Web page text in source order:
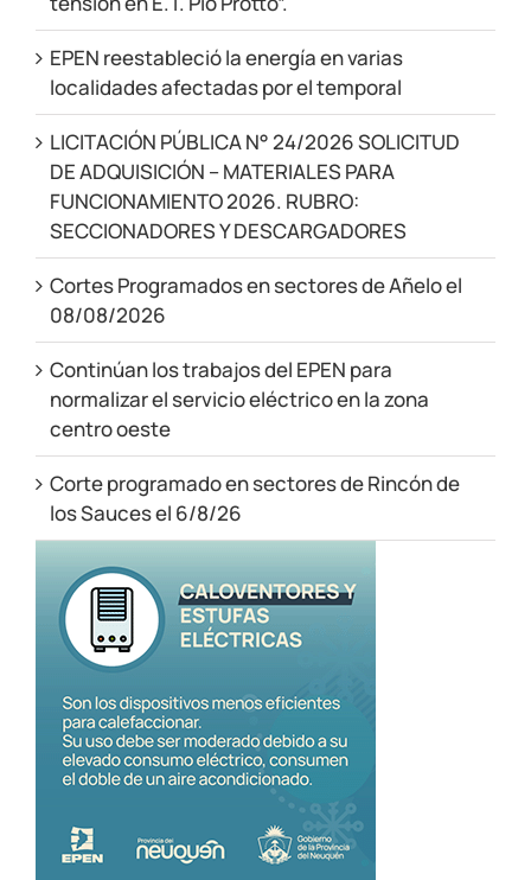
EPEN reestableció la energía en varias
localidades afectadas por el temporal
LICITACIÓN PÚBLICA N° 24/2026 SOLICITUD
DE ADQUISICIÓN – MATERIALES PARA
FUNCIONAMIENTO 2026. RUBRO:
SECCIONADORES Y DESCARGADORES
Cortes Programados en sectores de Añelo el
08/08/2026
Continúan los trabajos del EPEN para
normalizar el servicio eléctrico en la zona
centro oeste
Corte programado en sectores de Rincón de
los Sauces el 6/8/26